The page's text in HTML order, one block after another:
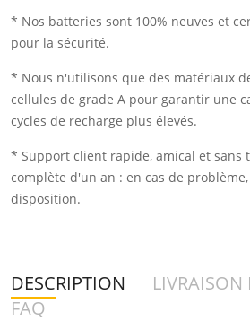
* Nos batteries sont 100% neuves et
pour la sécurité.
* Nous n'utilisons que des matériaux
cellules de grade A pour garantir une
cycles de recharge plus élevés.
* Support client rapide, amical et sans
complète d'un an : en cas de
disposition.
DESCRIPTION
LIVRAISON
FAQ